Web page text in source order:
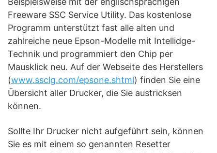
Freeware SSC Service Utility. Das kostenlose
Programm unterstützt fast alle alten und
zahlreiche neue Epson-Modelle mit Intellidge-
Technik und programmiert den Chip per
Mausklick neu. Auf der Webseite des Herstellers
(www.ssclg.com/epsone.shtml) finden Sie eine
Übersicht aller Drucker, die Sie austricksen
können.
Sollte Ihr Drucker nicht aufgeführt sein, können
Sie es mit einem so genannten Resetter